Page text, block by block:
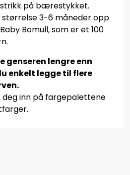
på bærestykket.
3-6 måneder opp
Bomull, som er et 100
genseren lengre enn
enkelt legge til flere
deg inn på fargepalettene